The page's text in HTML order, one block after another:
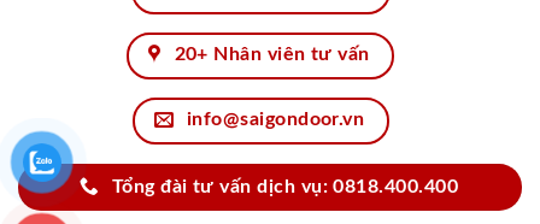
20+ Nhân viên tư vấn
info@saigondoor.vn
Tổng đài tư vấn dịch vụ: 0818.400.400